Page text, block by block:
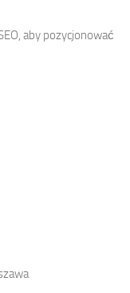
aby pozycjonować